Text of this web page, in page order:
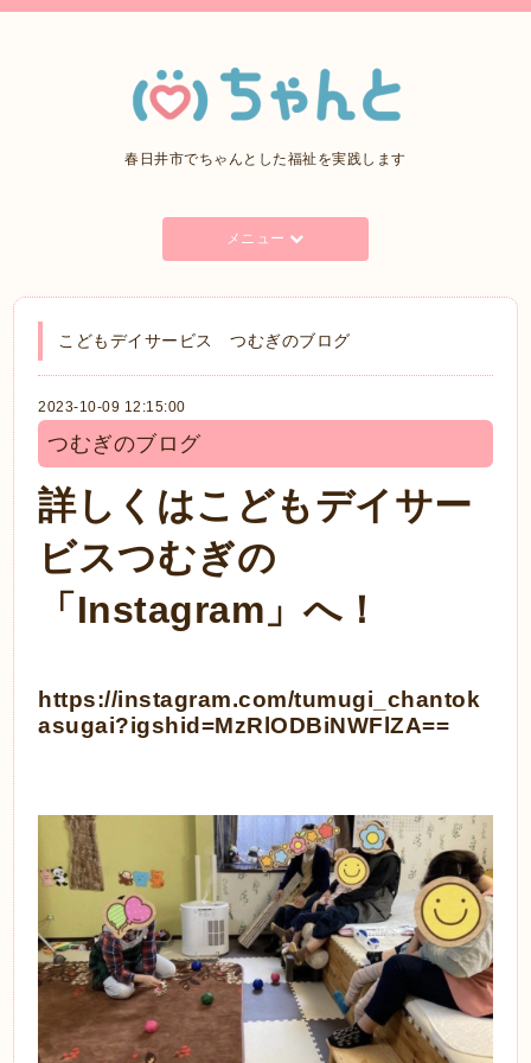
春日井市でちゃんとした福祉を実践します
メニュー
こどもデイサービス つむぎのブログ
2023-10-09 12:15:00
つむぎのブログ
詳しくはこどもデイサー
ビスつむぎの
「Instagram」へ！
https://instagram.com/tumugi_chantok
asugai?igshid=MzRlODBiNWFlZA==